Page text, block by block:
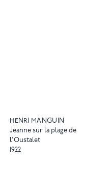
HENRI MANGUIN
Jeanne sur la plage de
l'Oustalet
1922